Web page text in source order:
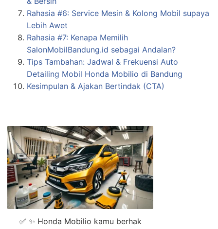
Rahasia #6: Service Mesin & Kolong Mobil supaya
Lebih Awet
Rahasia #7: Kenapa Memilih
SalonMobilBandung.id sebagai Andalan?
Tips Tambahan: Jadwal & Frekuensi Auto
Detailing Mobil Honda Mobilio di Bandung
Kesimpulan & Ajakan Bertindak (CTA)
✅ ✨ Honda Mobilio kamu berhak